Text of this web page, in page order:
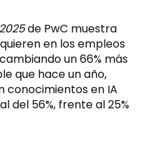
de PwC muestra
en los empleos
un 66% más
que hace un año,
conocimientos en IA
del 56%, frente al 25%